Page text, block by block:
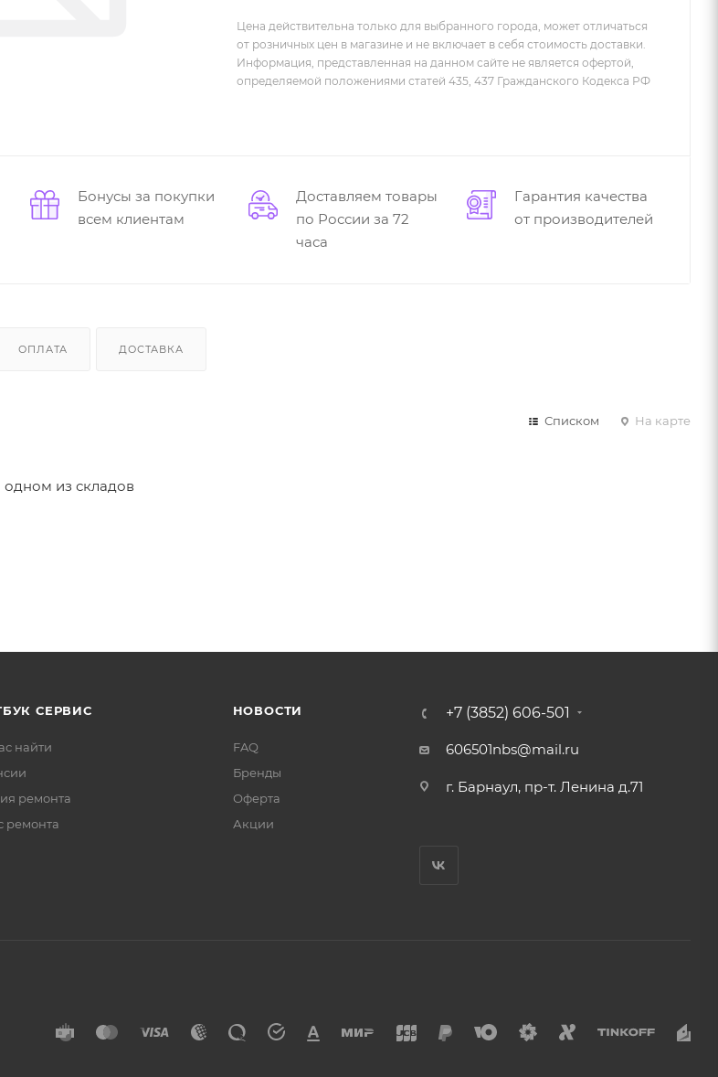
Цена действительна только для выбранного города, может отличаться
от розничных цен в магазине и не включает в себя стоимость доставки.
Информация, представленная на данном сайте не является офертой,
определяемой положениями статей 435, 437 Гражданского Кодекса РФ
Бонусы за покупки
всем клиентам
Доставляем товары
по России за 72
часа
Гарантия качества
от производителей
ОПЛАТА ДОСТАВКА
Списком На карте
одном из складов
СЕРВИС
найти
ремонта
ремонта
НОВОСТИ
FAQ
Бренды
Оферта
Акции
+7 (3852) 606-501
606501nbs@mail.ru
г. Барнаул, пр-т. Ленина д.71